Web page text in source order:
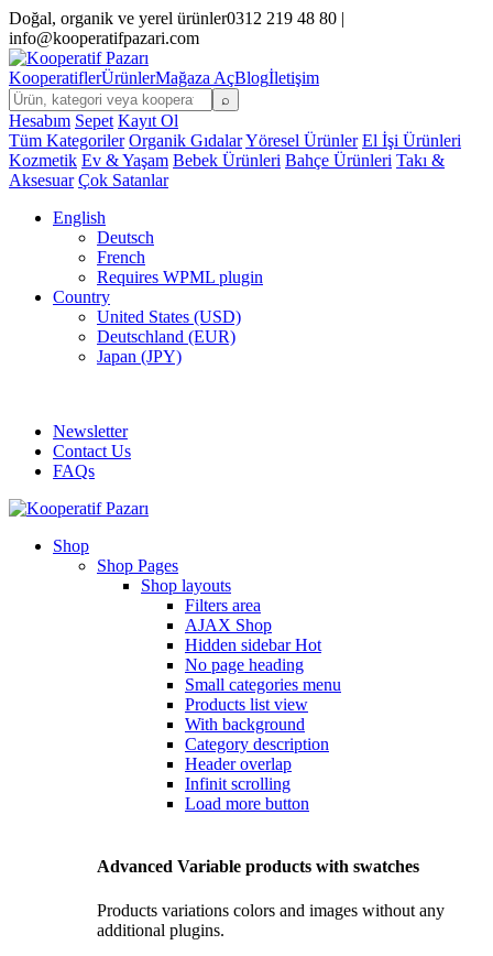
Doğal, organik ve yerel ürünler0312 219 48 80 |
info@kooperatifpazari.com
KooperatiflerÜrünlerMağaza AçBlogİletişim
⌕
Hesabım Sepet Kayıt Ol
Tüm Kategoriler Organik GıdalarYöresel Ürünler El İşi Ürünleri
Kozmetik Ev & Yaşam Bebek Ürünleri Bahçe Ürünleri Takı &
Aksesuar Çok Satanlar
English
Deutsch
French
Requires WPML plugin
Country
United States (USD)
Deutschland (EUR)
Japan (JPY)
Newsletter
Contact Us
FAQs
Shop
Shop Pages
Shop layouts
Filters area
AJAX Shop
Hidden sidebarHot
No page heading
Small categories menu
Products list view
With background
Category description
Header overlap
Infinit scrolling
Load more button
Advanced Variable products with swatches
Products variations colors and images without any
additional plugins.